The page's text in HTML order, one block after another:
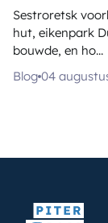
Sestroretsk
hut, eikenpark
bouwde, en ho...
Blog 04